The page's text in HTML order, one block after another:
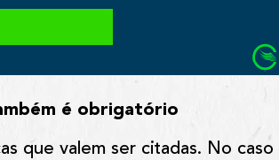
é obrigatório
que valem ser citadas. No caso